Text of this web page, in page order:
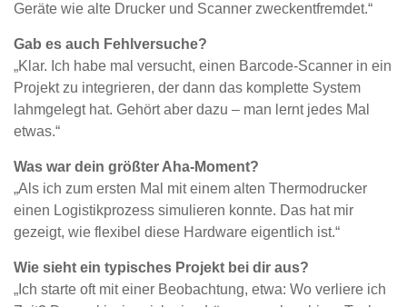
Geräte wie alte Drucker und Scanner zweckentfremdet.“
Gab es auch Fehlversuche?
„Klar. Ich habe mal versucht, einen Barcode-Scanner in ein
Projekt zu integrieren, der dann das komplette System
lahmgelegt hat. Gehört aber dazu – man lernt jedes Mal
etwas.“
Was war dein größter Aha-Moment?
„Als ich zum ersten Mal mit einem alten Thermodrucker
einen Logistikprozess simulieren konnte. Das hat mir
gezeigt, wie flexibel diese Hardware eigentlich ist.“
Wie sieht ein typisches Projekt bei dir aus?
„Ich starte oft mit einer Beobachtung, etwa: Wo verliere ich